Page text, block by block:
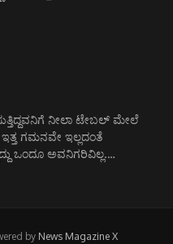
ನೀಲಾ ಟೇಬಲ್ ಮೇಲೆ
ಇತ್ತ ಗಮನವೇ ಇಲ್ಲದಂತೆ
ಒಂದೂ ಅವನಿಗರಿವಿಲ್ಲ.…
by News Magazine X